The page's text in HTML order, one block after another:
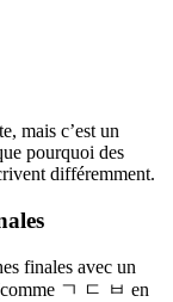
mais c’est un
pourquoi des
différemment.
finales avec un
ㄱ ㄷ ㅂ en